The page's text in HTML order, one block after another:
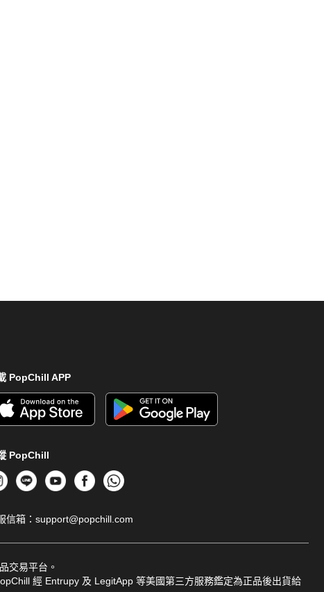
PopChill APP
PopChill
信箱： support@popchill.com
交易平台。
經 Entrupy 及 LegitApp 等美國第三方服務鑑定為正品後出貨給